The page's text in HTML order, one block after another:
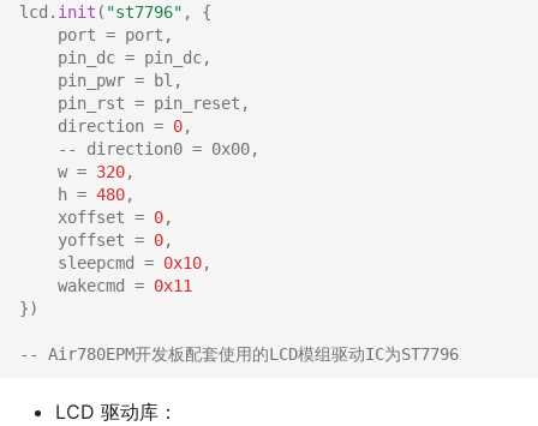
lcd . init ( "st7796" ,
{
port = port ,
pin_dc = pin_dc,
pin_pwr = bl ,
pin_rst = pin_reset ,
direction = 0,
-- direction0 = 0x00,
w = 320,
h = 480,
xoffset = 0,
yoffset = 0,
sleepcmd
= 0x10,
wakecmd
= 0x11
})
-- Air780EPM开发板配套使用的LCD模组驱动IC为ST7796
LCD 驱动库：